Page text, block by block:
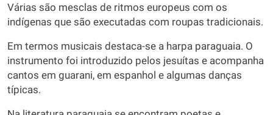
Várias são mesclas de ritmos europeus com os
indígenas que são executadas com roupas tradicionais.
Em termos musicais destaca-se a harpa paraguaia. O
instrumento foi introduzido pelos jesuítas e acompanha
cantos em guarani, em espanhol e algumas danças
típicas.